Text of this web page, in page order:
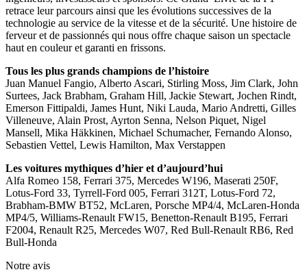
retrace leur parcours ainsi que les évolutions successives de la
technologie au service de la vitesse et de la sécurité. Une histoire de
ferveur et de passionnés qui nous offre chaque saison un spectacle
haut en couleur et garanti en frissons.
Tous les plus grands champions de l’histoire
Juan Manuel Fangio, Alberto Ascari, Stirling Moss, Jim Clark, John
Surtees, Jack Brabham, Graham Hill, Jackie Stewart, Jochen Rindt,
Emerson Fittipaldi, James Hunt, Niki Lauda, Mario Andretti, Gilles
Villeneuve, Alain Prost, Ayrton Senna, Nelson Piquet, Nigel
Mansell, Mika Häkkinen, Michael Schumacher, Fernando Alonso,
Sebastien Vettel, Lewis Hamilton, Max Verstappen
Les voitures mythiques d’hier et d’aujourd’hui
Alfa Romeo 158, Ferrari 375, Mercedes W196, Maserati 250F,
Lotus-Ford 33, Tyrrell-Ford 005, Ferrari 312T, Lotus-Ford 72,
Brabham-BMW BT52, McLaren, Porsche MP4/4, McLaren-Honda
MP4/5, Williams-Renault FW15, Benetton-Renault B195, Ferrari
F2004, Renault R25, Mercedes W07, Red Bull-Renault RB6, Red
Bull-Honda
Notre avis